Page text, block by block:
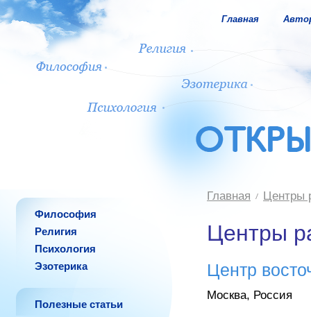
Главная
Философия
Религия
Психология
Эзотерика
Полезные статьи
Главная Центры
Центры
Центр
Москва, Россия